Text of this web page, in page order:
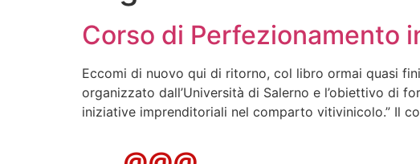
Corso di Perfezionamento
Eccomi di nuovo qui di ritorno, col libro ormai quasi
organizzato dall’Università di Salerno e l’obiettivo di
iniziative imprenditoriali nel comparto vitivinicolo.” Il